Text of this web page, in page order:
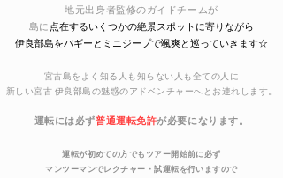
地元出身者監修のガイドチームが
島に点在するいくつかの絶景スポットに寄りながら
伊良部島をバギーとミニジープで颯爽と巡っていきます☆
宮古島をよく知る人も知らない人も全ての人に
新しい宮古 伊良部島の魅惑のアドベンチャーへとお連れします。
運転には必ず普通運転免許が必要になります。
運転が初めての方でもツアー開始前に必ず
マンツーマンでレクチャー・試運転を行いますので